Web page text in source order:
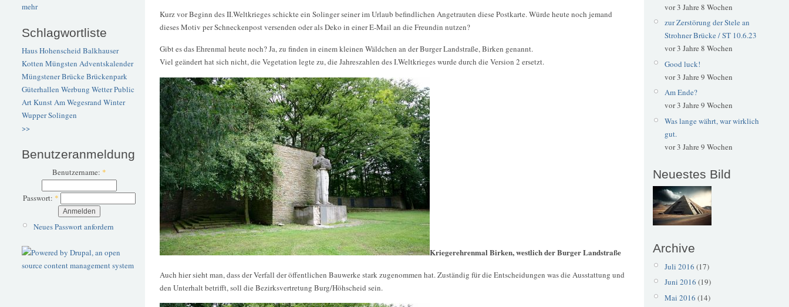
mehr
Schlagwortliste
Haus Hohenscheid Balkhauser
Kotten Müngsten Adventskalender
Müngstener BrückeBrückenpark
Güterhallen Werbung WetterPublic
ArtKunstAm Wegesrand Winter
WupperSolingen
>>
Benutzeranmeldung
Benutzername: *
Passwort: *
Neues Passwort anfordern
Kurz vor Beginn des II.Weltkrieges schickte ein Solinger seiner im Urlaub befindlichen Angetrauten diese Postkarte. Würde heute noch jemand
dieses Motiv per Schneckenpost versenden oder als Deko in einer E-Mail an die Freundin nutzen?
Gibt es das Ehrenmal heute noch? Ja, zu finden in einem kleinen Wäldchen an der Burger Landstraße, Birken genannt.
Viel geändert hat sich nicht, die Vegetation legte zu, die Jahreszahlen des I.Weltkrieges wurde durch die Version 2 ersetzt.
Kriegerehrenmal Birken, westlich der Burger Landstraße
Auch hier sieht man, dass der Verfall der öffentlichen Bauwerke stark zugenommen hat. Zuständig für die Entscheidungen was die Ausstattung und
den Unterhalt betrifft, soll die Bezirksvertretung Burg/Höhscheid sein.
vor 3 Jahre 8 Wochen
zur Zerstörung der Stele an
Strohner Brücke / ST 10.6.23
vor 3 Jahre 8 Wochen
Good luck!
vor 3 Jahre 9 Wochen
Am Ende?
vor 3 Jahre 9 Wochen
Was lange währt, war wirklich
gut.
vor 3 Jahre 9 Wochen
Neuestes Bild
Archive
Juli 2016 (17)
Juni 2016 (19)
Mai 2016 (14)